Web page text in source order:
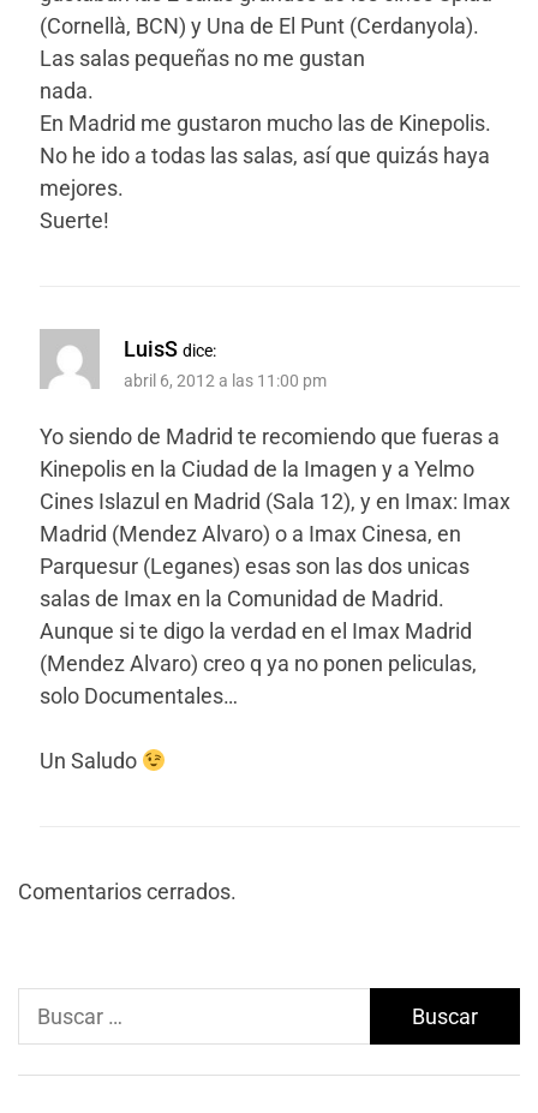
(Cornellà, BCN) y Una de El Punt (Cerdanyola).
Las salas pequeñas no me gustan
nada.
En Madrid me gustaron mucho las de Kinepolis.
No he ido a todas las salas, así que quizás haya
mejores.
Suerte!
LuisS dice:
abril 6, 2012 a las 11:00 pm
Yo siendo de Madrid te recomiendo que fueras a
Kinepolis en la Ciudad de la Imagen y a Yelmo
Cines Islazul en Madrid (Sala 12), y en Imax: Imax
Madrid (Mendez Alvaro) o a Imax Cinesa, en
Parquesur (Leganes) esas son las dos unicas
salas de Imax en la Comunidad de Madrid.
Aunque si te digo la verdad en el Imax Madrid
(Mendez Alvaro) creo q ya no ponen peliculas,
solo Documentales…
Un Saludo
Comentarios cerrados.
Buscar: